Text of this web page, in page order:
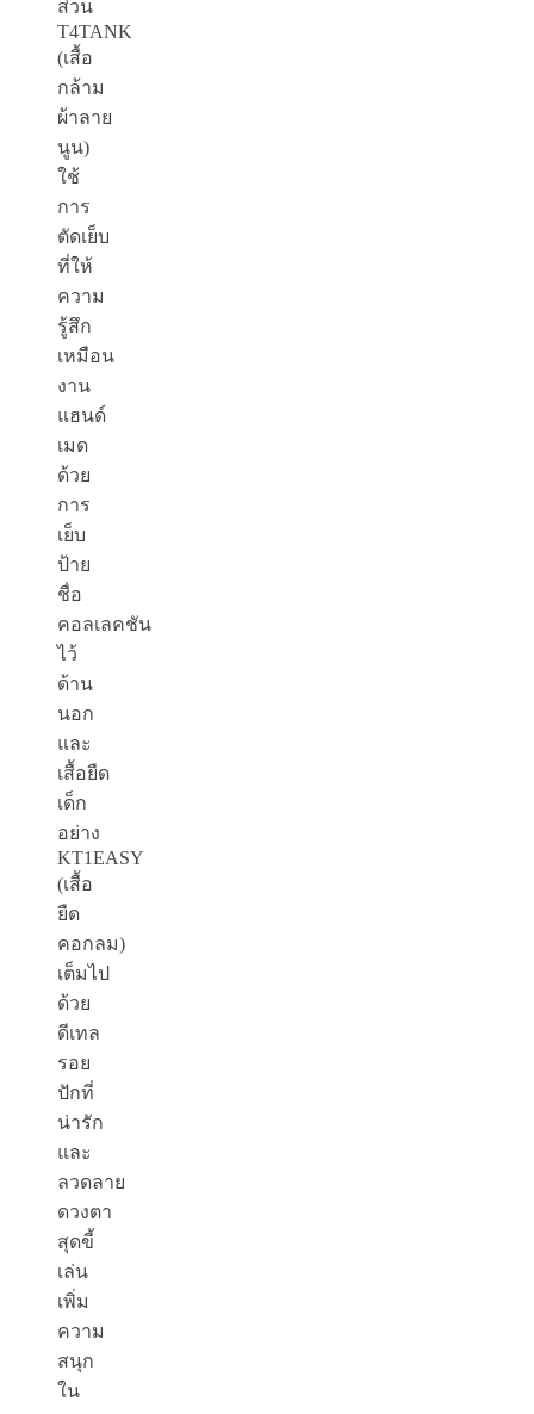
ส่วน
T4TANK
(เสื้อ
กล้าม
ผ้าลาย
นูน)
ใช้
การ
ตัดเย็บ
ที่ให้
ความ
รู้สึก
เหมือน
งาน
แฮนด์
เมด
ด้วย
การ
เย็บ
ป้าย
ชื่อ
คอลเลคชัน
ไว้
ด้าน
นอก
และ
เสื้อยืด
เด็ก
อย่าง
KT1EASY
(เสื้อ
ยืด
คอกลม)
เต็มไป
ด้วย
ดีเทล
รอย
ปักที่
น่ารัก
และ
ลวดลาย
ดวงตา
สุดขี้
เล่น
เพิ่ม
ความ
สนุก
ใน